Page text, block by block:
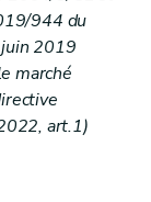
(...-abrogé par AGW du 19/04/2018, art. 28).
par AGW du 19/04/2018, art. 29).
art.53)
944 du
2019
marché
art.1)